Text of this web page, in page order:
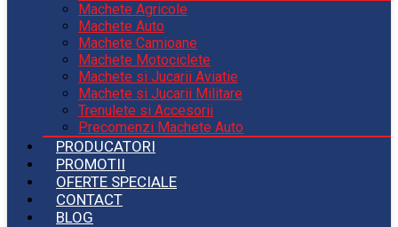
Machete Agricole
Machete Auto
Machete Camioane
Machete Motociclete
Machete si Jucarii Aviatie
Machete si Jucarii Militare
Trenulete si Accesorii
Precomenzi Machete Auto
PRODUCATORI
PROMOTII
OFERTE SPECIALE
CONTACT
BLOG